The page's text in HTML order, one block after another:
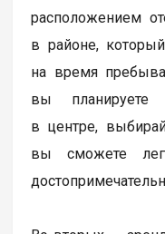
расположением
в районе,
на время
вы планируете
в центре,
вы сможете